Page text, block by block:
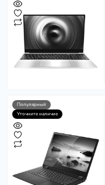
Популярный
Уточните наличие